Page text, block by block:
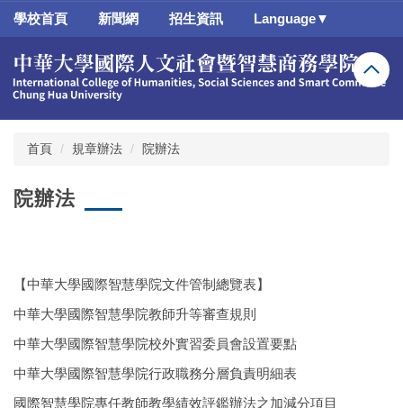
跳
要
內
學校首頁 新聞網 招生資訊 Language▼
首頁 規章辦法 院辦法
院辦法
【中華大學國際智慧學院文件管制總覽表】
中華大學國際智慧學院教師升等審查規則
中華大學國際智慧學院校外實習委員會設置要點
中華大學國際智慧學院行政職務分層負責明細表
國際智慧學院專任教師教學績效評鑑辦法之加減分項目